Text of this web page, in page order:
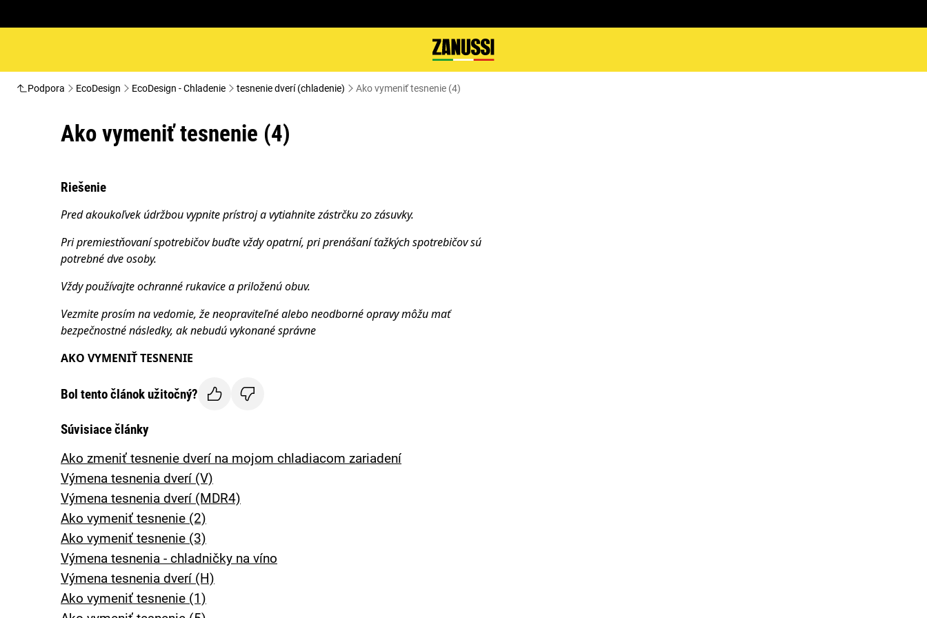
Podpora EcoDesign EcoDesign - Chladenie tesnenie dverí (chladenie) Ako vymeniť tesnenie (4)
Ako vymeniť tesnenie (4)
Riešenie
Pred akoukoľvek údržbou vypnite prístroj a vytiahnite zástrčku zozásuvky.
Pri premiestňovaní spotrebičov buďte vždy opatrní, pri prenášaní ťažkých spotrebičov sú
potrebné dve osoby.
Vždy používajte ochranné rukavice a priloženú obuv.
Vezmite prosím na vedomie, že neopraviteľné alebo neodborné opravy môžu mať
bezpečnostné následky, ak nebudú vykonané správne
AKO VYMENIŤ TESNENIE
Bol tento článok užitočný?
Súvisiace články
Ako zmeniť tesnenie dverí na mojom chladiacom zariadení
Výmena tesnenia dverí (V)
Výmena tesnenia dverí (MDR4)
Ako vymeniť tesnenie (2)
Ako vymeniť tesnenie (3)
Výmena tesnenia - chladničky na víno
Výmena tesnenia dverí (H)
Ako vymeniť tesnenie (1)